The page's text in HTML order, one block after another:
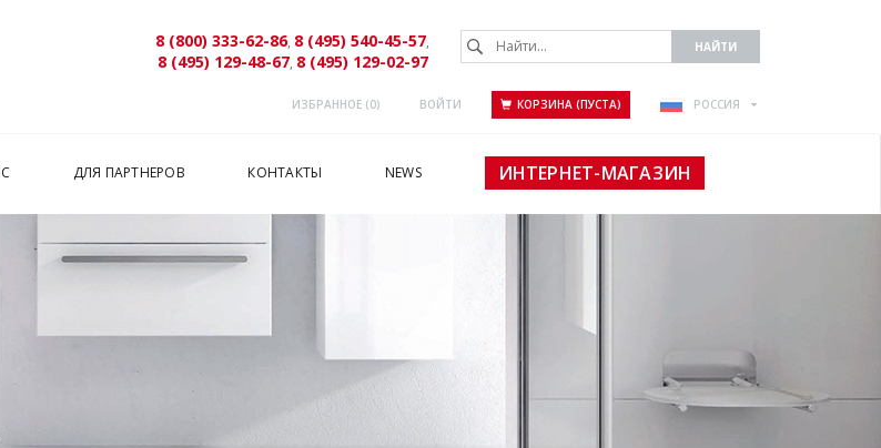
8 (800) 333-62-86, 8 (495) 540-45-57,
8 (495) 129-48-67, 8 (495) 129-02-97
ИЗБРАННОЕ (0) ВОЙТИ КОРЗИНА (ПУСТА) РОССИЯ
ДЛЯ ПАРТНЕРОВ КОНТАКТЫ NEWS ИНТЕРНЕТ-МАГАЗИН